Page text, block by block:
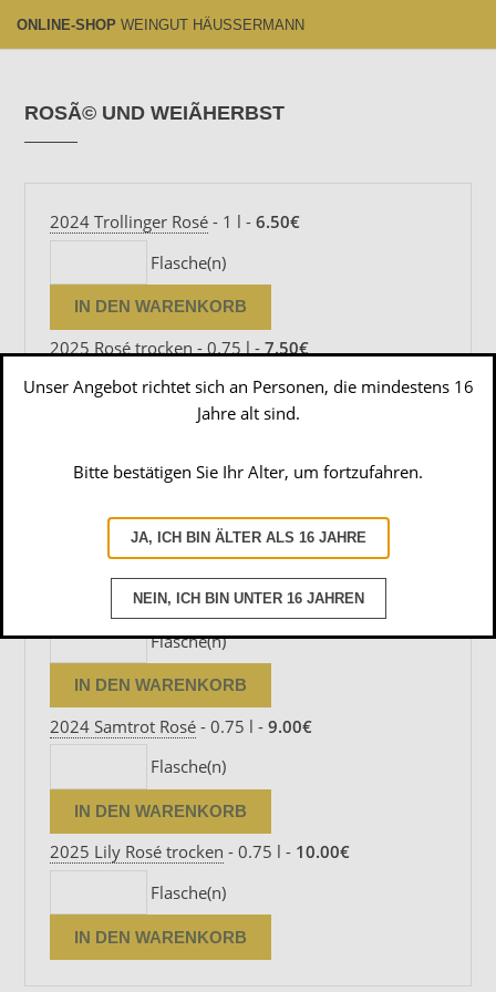
ONLINE-SHOP WEINGUT HÄUSSERMANN
ROSÃ© UND WEIÃHERBST
2024 Trollinger Rosé - 1 l - 6.50€
Flasche(n)
2025 Rosé trocken- 0.75 l -7.50€
Flasche(n)
2024 Lemberger Rosé - 0.75 l - 7.50€
Flasche(n)
2025 Muskattrollinger Rosé- 0.75 l -8.50€
Flasche(n)
2024 Samtrot Rosé - 0.75 l - 9.00€
Flasche(n)
2025 Lily Rosé trocken - 0.75 l - 10.00€
Flasche(n)
Unser Angebot richtet sich an Personen, die mindestens 16
Jahre alt sind.
Bitte bestätigen Sie Ihr Alter, um fortzufahren.
JA, ICH BIN ÄLTER ALS 16 JAHRE
NEIN, ICH BIN UNTER 16 JAHREN